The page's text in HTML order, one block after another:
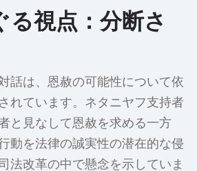
る視点：分断さ
話は、恩赦の可能性について依
れています。ネタニヤフ支持者
と見なして恩赦を求める一方
動を法律の誠実性の潜在的な侵
法改革の中で懸念を示していま